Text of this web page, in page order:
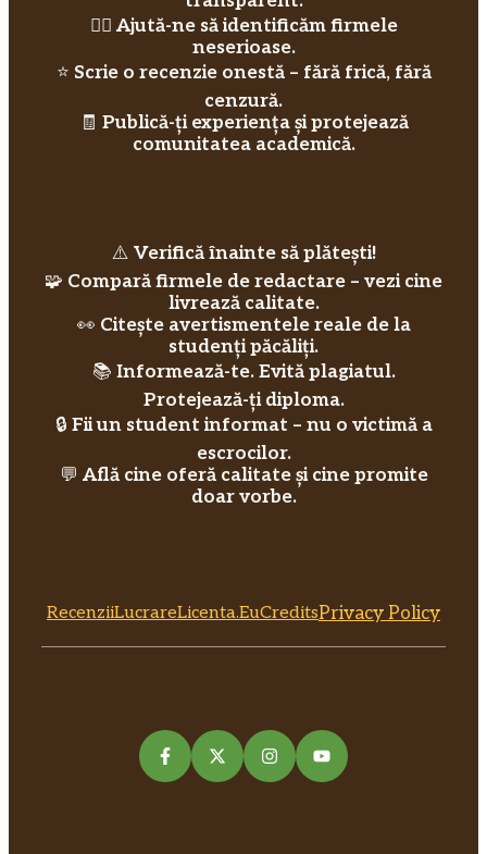
🕵️‍♀️ Ajută-ne să identificăm firmele
neserioase.
⭐ Scrie o recenzie onestă – fără frică, fără
cenzură.
🧾 Publică-ți experiența și protejează
comunitatea academică.
⚠️ Verifică înainte să plătești!
🧩 Compară firmele de redactare – vezi cine
livrează calitate.
👀 Citește avertismentele reale de la
studenți păcăliți.
📚 Informează-te. Evită plagiatul.
Protejează-ți diploma.
🔒 Fii un student informat – nu o victimă a
escrocilor.
💬 Află cine oferă calitate și cine promite
doar vorbe.
RecenziiLucrareLicenta.euCreditsPrivacy Policy